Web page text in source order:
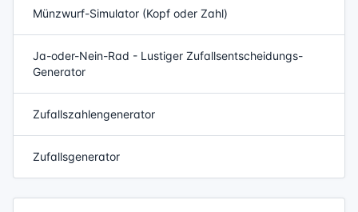
Münzwurf-Simulator (Kopf oder Zahl)
Ja-oder-Nein-Rad - Lustiger Zufallsentscheidungs-
Generator
Zufallszahlengenerator
Zufallsgenerator